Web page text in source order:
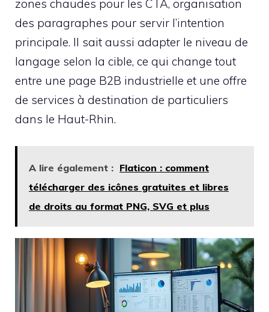
zones chaudes pour les CTA, organisation
des paragraphes pour servir l’intention
principale. Il sait aussi adapter le niveau de
langage selon la cible, ce qui change tout
entre une page B2B industrielle et une offre
de services à destination de particuliers
dans le Haut-Rhin.
A lire également : Flaticon : comment
télécharger des icônes gratuites et libres
de droits au format PNG, SVG et plus